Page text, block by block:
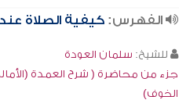
الفهرس: كيفية الصلاة
للشيخ: سلمان العودة
جزء من محاضرة ( شرح العمدة
الخوف)